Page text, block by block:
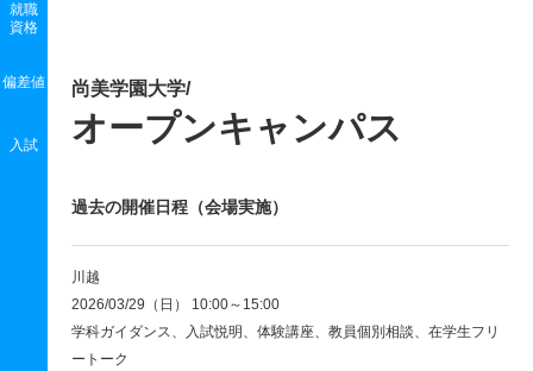
就職
資格
偏差値
入試
尚美学園大学/
オープンキャンパス
過去の開催日程（会場実施）
川越
2026/03/29（日） 10:00～15:00
学科ガイダンス、入試悦明、体験講座、教員個別相談、在学生フリ
ートーク